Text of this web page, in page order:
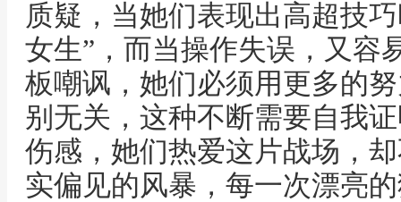
质疑，当她们表现出高超技
女生”，而当操作失误，又容
板嘲讽，她们必须用更多的
别无关，这种不断需要自我
伤感，她们热爱这片战场，
实偏见的风暴，每一次漂亮